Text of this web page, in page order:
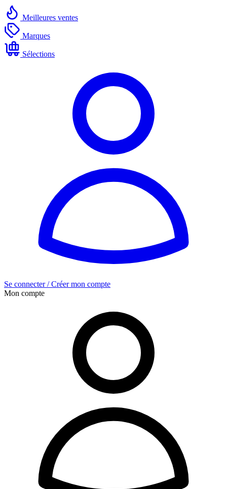
Meilleures ventes
Marques
Sélections
Se connecter / Créer mon compte
Mon compte